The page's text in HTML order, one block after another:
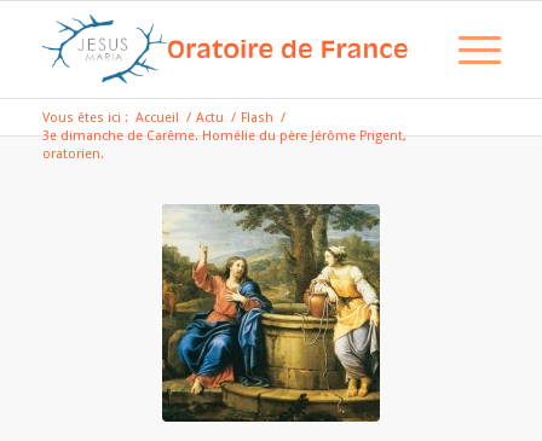
Vous êtes ici : Accueil / Actu / Flash /
3e dimanche de Carême. Homélie du père Jérôme Prigent,
oratorien.